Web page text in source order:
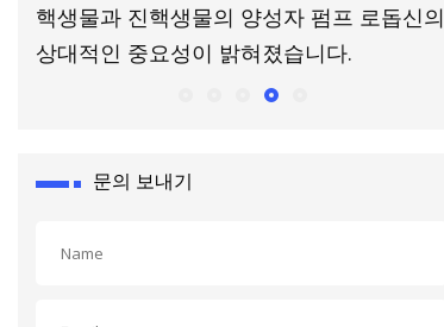
핵생물과 진핵생물의 양성자 펌프 로돕신의
상대적인 중요성이 밝혀졌습니다.
문의 보내기